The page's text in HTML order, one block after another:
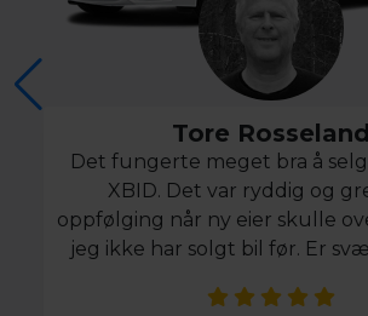
Tore Rosseland
Det fungerte meget bra å
XBID. Det var ryddig og
oppfølging når ny eier skulle
jeg ikke har solgt bil før. Er